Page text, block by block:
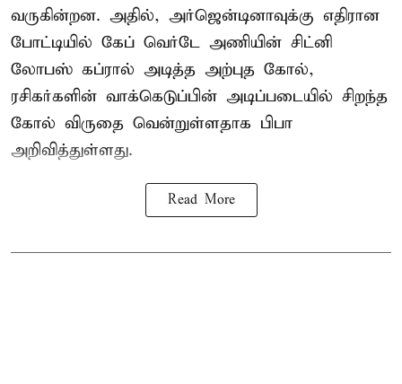
வருகின்றன. அதில், அர்ஜென்டினாவுக்கு எதிரான
போட்டியில் கேப் வெர்டே அணியின் சிட்னி
லோபஸ் கப்ரால் அடித்த அற்புத கோல்,
ரசிகர்களின் வாக்கெடுப்பின் அடிப்படையில் சிறந்த
கோல் விருதை வென்றுள்ளதாக பிபா
அறிவித்துள்ளது.
Read More